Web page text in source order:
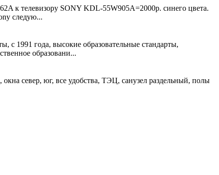
к телевизору SONY KDL-55W905A=2000р. синего цвета.
следую...
года, высокие образовательные стандарты,
образовани...
север, юг, все удобства, ТЭЦ, санузел раздельный, полы